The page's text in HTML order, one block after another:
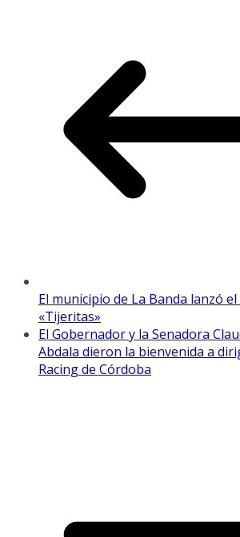
El municipio de La Banda lanzó
«Tijeritas»
El Gobernador y la Senadora
Abdala dieron la bienvenida a
Racing de Córdoba